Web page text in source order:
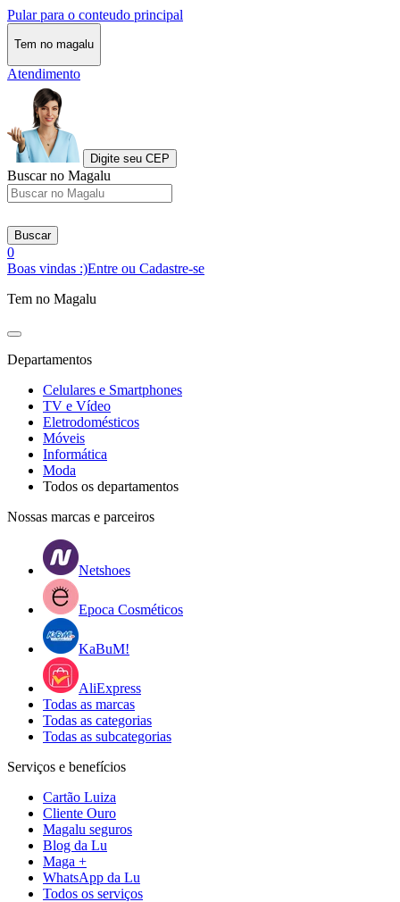
Pular para o conteudo principal
Tem no magalu
Atendimento
Digite seu CEP
Buscar no Magalu
Buscar
0
Boas vindas :)Entre ou Cadastre-se
Tem no Magalu
Departamentos
Celulares e Smartphones
TV e Vídeo
Eletrodomésticos
Móveis
Informática
Moda
Todos os departamentos
Nossas marcas e parceiros
Netshoes
Epoca Cosméticos
KaBuM!
AliExpress
Todas as marcas
Todas as categorias
Todas as subcategorias
Serviços e benefícios
Cartão Luiza
Cliente Ouro
Magalu seguros
Blog da Lu
Maga +
WhatsApp da Lu
Todos os serviços